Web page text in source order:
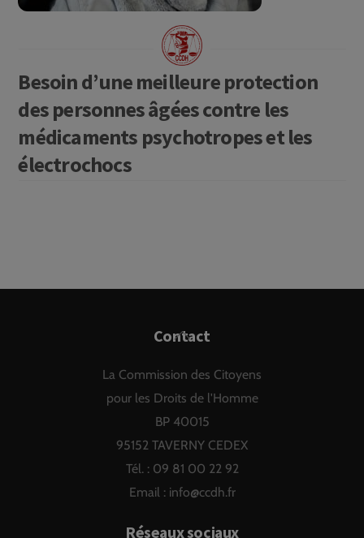
Besoin d’une meilleure protection
des personnes âgées contre les
médicaments psychotropes et les
électrochocs
Back
Top
Contact
La Commission des Citoyens
pour les Droits de l'Homme
BP 40015
95152 TAVERNY CEDEX
Tél. : 09 81 00 22 92
Email : info@ccdh.fr
Réseaux sociaux